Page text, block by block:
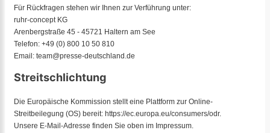
Für Rückfragen stehen wir Ihnen zur Verführung unter:
ruhr-concept KG
Arenbergstraße 45 - 45721 Haltern am See
Telefon: +49 (0) 800 10 50 810
Email: team@presse-deutschland.de
Streitschlichtung
Die Europäische Kommission stellt eine Plattform zur Online-
Streitbeilegung (OS) bereit: https://ec.europa.eu/consumers/odr.
Unsere E-Mail-Adresse finden Sie oben im Impressum.